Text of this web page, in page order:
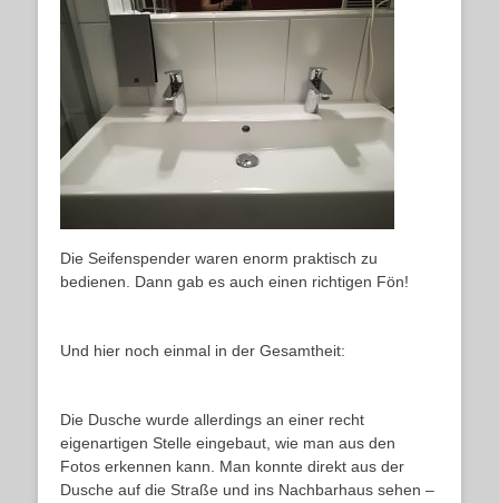
Die Seifenspender waren enorm praktisch zu
bedienen. Dann gab es auch einen richtigen Fön!
Und hier noch einmal in der Gesamtheit:
Die Dusche wurde allerdings an einer recht
eigenartigen Stelle eingebaut, wie man aus den
Fotos erkennen kann. Man konnte direkt aus der
Dusche auf die Straße und ins Nachbarhaus sehen –